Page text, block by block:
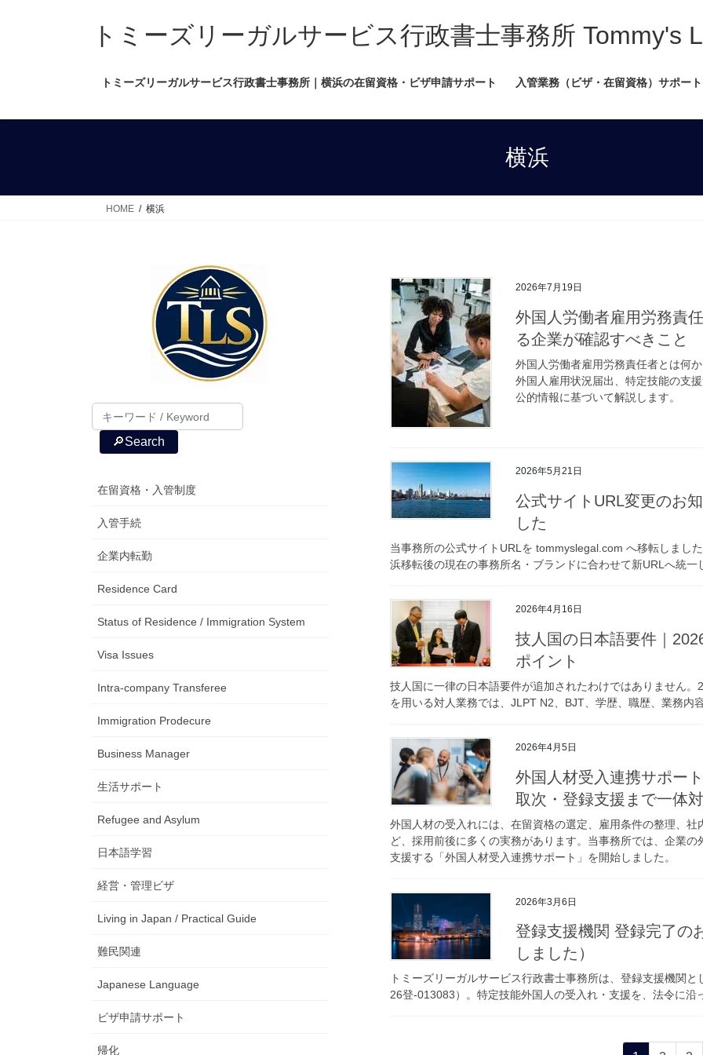
ス
ン
トミーズリーガルサービス行政書士事務所 Tommy's
トミーズリーガルサービス行政書士事務所｜横浜の在留資格・ビザ申請サポート 入管業務（ビザ・在留資格）サポート
横浜
HOME 横浜
2026年7月19日
外国人労働者雇用労務責
る企業が確認すべきこと
外国人労働者雇用労務責任者とは何
外国人雇用状況届出、特定技能の支
公的情報に基づいて解説します。
2026年5月21日
公式サイトURL変更のお
した
当事務所の公式サイトURLを tommyslegal.com へ移転しまし
浜移転後の現在の事務所名・ブランドに合わせて新URLへ統一
2026年4月16日
技人国の日本語要件｜
ポイント
技人国に一律の日本語要件が追加されたわけではありません
を用いる対人業務では、JLPT N2、BJT、学歴、職歴、業務内
2026年4月5日
外国人材受入連携サポー
取次・登録支援まで一体
外国人材の受入れには、在留資格の選定、雇用条件の整理、
ど、採用前後に多くの実務があります。当事務所では、企業
支援する「外国人材受入連携サポート」を開始しました。
2026年3月6日
登録支援機関 登録完了の
しました）
トミーズリーガルサービス行政書士事務所は、登録支援機関
26登-013083）。特定技能外国人の受入れ・支援を、法令に沿
🔎Search
在留資格・入管制度
入管手続
企業内転勤
Residence Card
Status of Residence / Immigration System
Visa Issues
Intra-company Transferee
Immigration Prodecure
Business Manager
生活サポート
Refugee and Asylum
日本語学習
経営・管理ビザ
Living in Japan / Practical Guide
難民関連
Japanese Language
ビザ申請サポート
帰化